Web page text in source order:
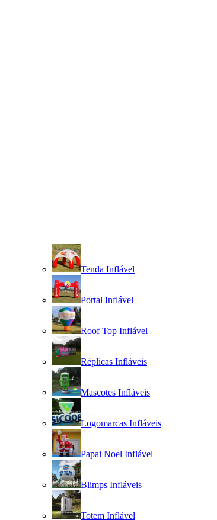
Tenda Inflável
Portal Inflável
Roof Top Inflável
Réplicas Infláveis
Mascotes Infláveis
Logomarcas Infláveis
Papai Noel Inflável
Blimps Infláveis
Totem Inflável